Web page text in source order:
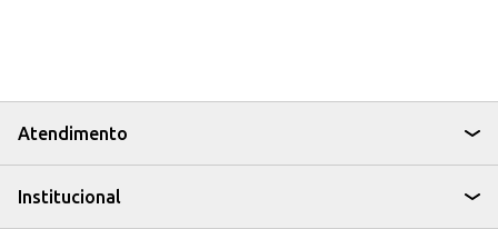
Atendimento
Institucional